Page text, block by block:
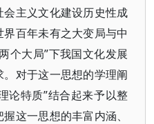
主义文化建设历史性成
百年未有之大变局与中
个大局”下我国文化发展
对于这一思想的学理阐
论特质”结合起来予以整
这一思想的丰富内涵、